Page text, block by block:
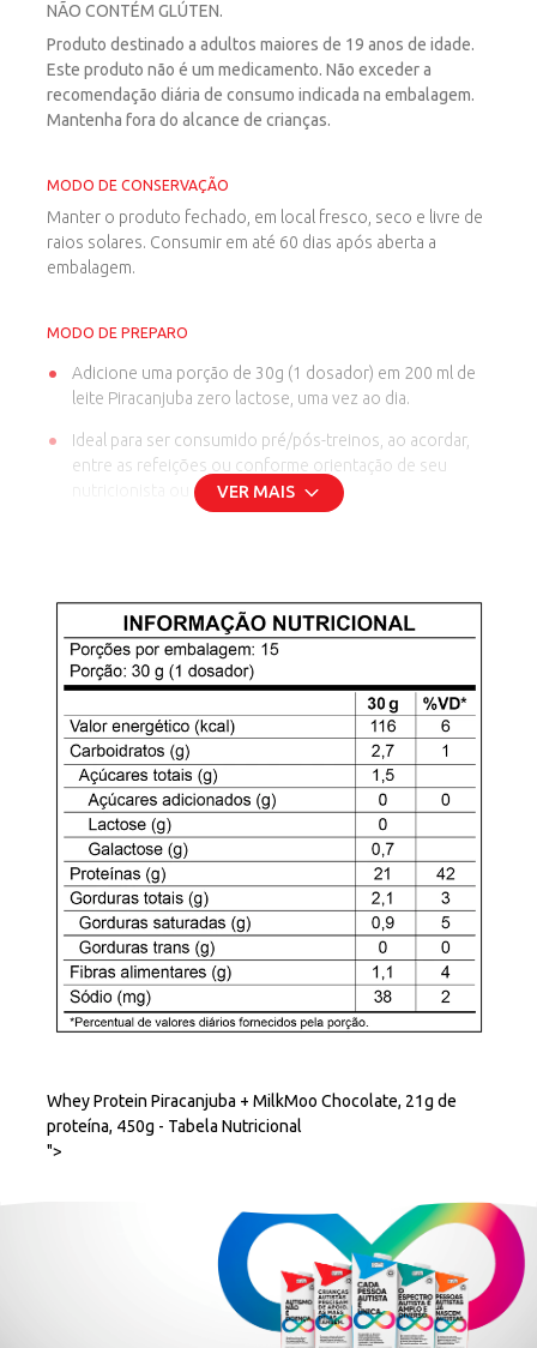
NÃO CONTÉM GLÚTEN.
Produto destinado a adultos maiores de 19 anos de idade.
Este produto não é um medicamento. Não exceder a
recomendação diária de consumo indicada na embalagem.
Mantenha fora do alcance de crianças.
MODO DE CONSERVAÇÃO
Manter o produto fechado, em local fresco, seco e livre de
raios solares. Consumir em até 60 dias após aberta a
embalagem.
MODO DE PREPARO
Adicione uma porção de 30g (1 dosador) em 200 ml de
leite Piracanjuba zero lactose, uma vez ao dia.
Ideal para ser consumido pré/pós-treinos, ao acordar,
entre as refeições ou conforme orientação de seu
nutricionista ou médico.VER MAIS
Whey Protein Piracanjuba + MilkMoo Chocolate, 21g de
proteína, 450g - Tabela Nutricional
">